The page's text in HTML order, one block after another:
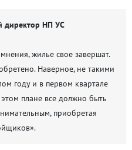
директор НП УС
жилье свое завершат.
Наверное, не такими
году и в первом квартале
плане все должно быть
приобретая